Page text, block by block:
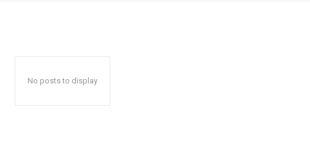
No posts to display